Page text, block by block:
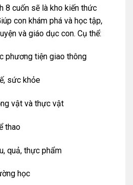
8 cuốn sẽ là kho kiến thức
con khám phá và học tập,
và giáo dục con. Cụ thể:
phương tiện giao thông
sức khỏe
vật và thực vật
thao
quả, thực phẩm
học